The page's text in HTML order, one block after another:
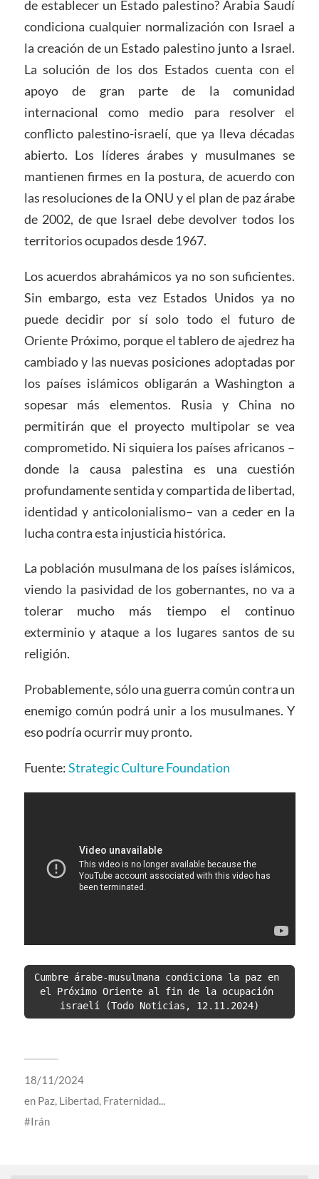
de establecer un Estado palestino? Arabia Saudí
condiciona cualquier normalización con Israel a
la creación de un Estado palestino junto a Israel.
La solución de los dos Estados cuenta con el
apoyo de gran parte de la comunidad
internacional como medio para resolver el
conflicto palestino-israelí, que ya lleva décadas
abierto. Los líderes árabes y musulmanes se
mantienen firmes en la postura, de acuerdo con
las resoluciones de la ONU y el plan de paz árabe
de 2002, de que Israel debe devolver todos los
territorios ocupados desde 1967.
Los acuerdos abrahámicos ya no son suficientes.
Sin embargo, esta vez Estados Unidos ya no
puede decidir por sí solo todo el futuro de
Oriente Próximo, porque el tablero de ajedrez ha
cambiado y las nuevas posiciones adoptadas por
los países islámicos obligarán a Washington a
sopesar más elementos. Rusia y China no
permitirán que el proyecto multipolar se vea
comprometido. Ni siquiera los países africanos –
donde la causa palestina es una cuestión
profundamente sentida y compartida de libertad,
identidad y anticolonialismo– van a ceder en la
lucha contra esta injusticia histórica.
La población musulmana de los países islámicos,
viendo la pasividad de los gobernantes, no va a
tolerar mucho más tiempo el continuo
exterminio y ataque a los lugares santos de su
religión.
Probablemente, sólo una guerra común contra un
enemigo común podrá unir a los musulmanes. Y
eso podría ocurrir muy pronto.
Fuente:Strategic Culture Foundation
Cumbre árabe-musulmana condiciona la paz en
el Próximo Oriente al fin de la ocupación
israelí (Todo Noticias, 12.11.2024)
18/11/2024
en Paz, Libertad, Fraternidad...
Irán